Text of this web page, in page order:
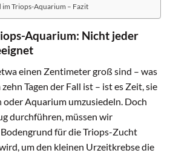
im Triops-Aquarium – Fazit
Aquarium: Nicht jeder
einen Zentimeter groß sind – was
Tagen der Fall ist – ist es Zeit, sie
oder Aquarium umzusiedeln. Doch
durchführen, müssen wir
für die Triops-Zucht
um den kleinen Urzeitkrebse die